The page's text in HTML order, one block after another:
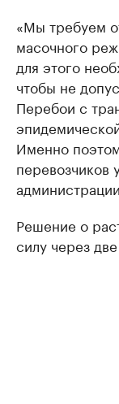
«Мы требуем
масочного
для этого
чтобы не
Перебои с
Именно
перевозчиков
Решение о
силу через